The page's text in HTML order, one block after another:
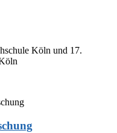
Köln und 17.